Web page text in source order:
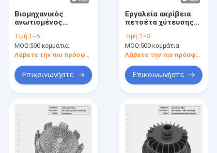
βίντεο
Βιομηχανικός
ανωτισμένος
θερμοχύτης για
ηλεκτρονικές
συσκευές
Τιμή:1~5
MOQ:500 κομμάτια
Λάβετε την πιο πρόσφατη τιμή
Επικοινωνήστε
Εργαλεία ακρίβεια
πετσέτα χύτευσης
θερμοχύτη για
ηλεκτρονικές
συσκευές
Τιμή:1~3
MOQ:500 κομμάτια
Λάβετε την πιο πρόσφατη τιμή
Επικοινωνήστε